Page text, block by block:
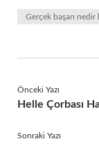
Gerçek başarı nedir
Önceki Yazı
Helle Çorbası
Sonraki Yazı